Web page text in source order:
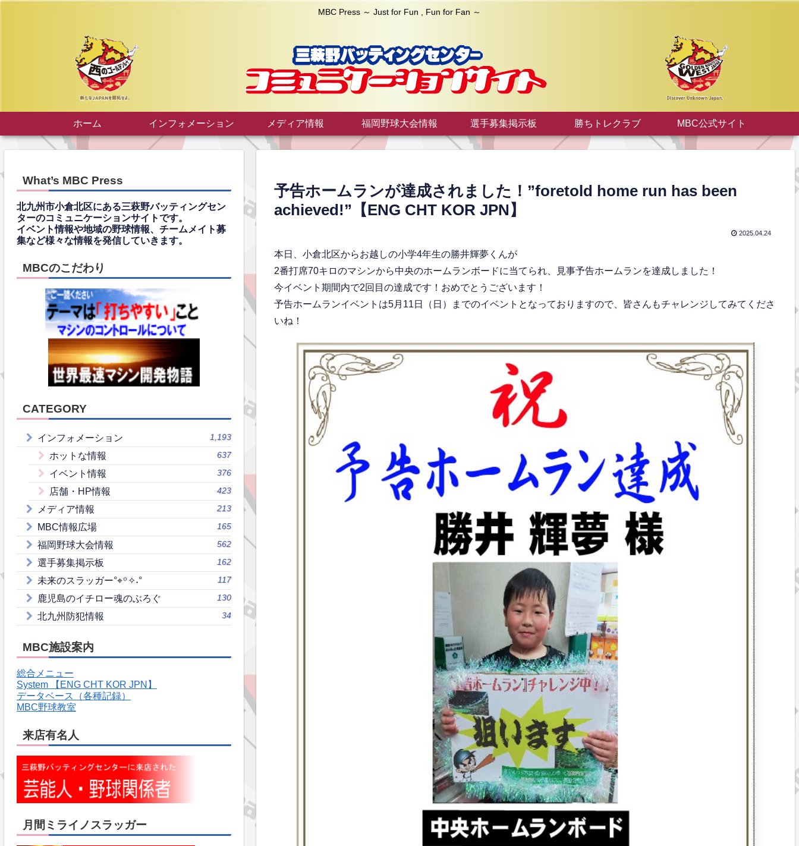
MBC Press ～ Just for Fun , Fun for Fan ～
ホーム インフォメーション メディア情報 福岡野球大会情報 選手募集掲示板 勝ちトレクラブ MBC公式サイト
予告ホームランが達成されました！”foretold home run has been
achieved!”【ENG CHT KOR JPN】
2025.04.24
本日、小倉北区からお越しの小学4年生の勝井輝夢くんが
2番打席70キロのマシンから中央のホームランボードに当てられ、見事予告ホームランを達成しました！
今イベント期間内で2回目の達成です！おめでとうございます！
予告ホームランイベントは5月11日（日）までのイベントとなっておりますので、皆さんもチャレンジしてみてくださ
いね！
What’s MBC Press
北九州市小倉北区にある三萩野バッティングセン
ターのコミュニケーションサイトです。
イベント情報や地域の野球情報、チームメイト募
集など様々な情報を発信していきます。
MBCのこだわり
CATEGORY
インフォメーション 1,193
ホットな情報 637
イベント情報 376
店舗・HP情報 423
メディア情報 213
MBC情報広場 165
福岡野球大会情報 562
選手募集掲示板 162
未来のスラッガー°⌖꙳✧˖° 117
鹿児島のイチロー魂のぶろぐ 130
北九州防犯情報 34
MBC施設案内
総合メニュー
System 【ENG CHT KOR JPN】
データベース（各種記録）
MBC野球教室
来店有名人
月間ミライノスラッガー